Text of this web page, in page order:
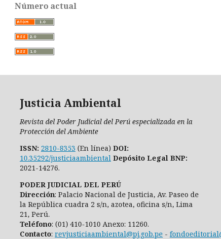
Número actual
Justicia Ambiental
Revista del Poder Judicial del Perú especializada en la
Protección del Ambiente
ISSN: 2810-8353 (En línea) DOI:
10.35292/justiciaambiental Depósito Legal BNP:
2021-14276.
PODER JUDICIAL DEL PERÚ
Dirección: Palacio Nacional de Justicia, Av. Paseo de
la República cuadra 2 s/n, azotea, oficina s/n, Lima
21, Perú.
Teléfono: (01) 410-1010 Anexo: 11260.
Contacto: revjusticiaambiental@pj.gob.pe -